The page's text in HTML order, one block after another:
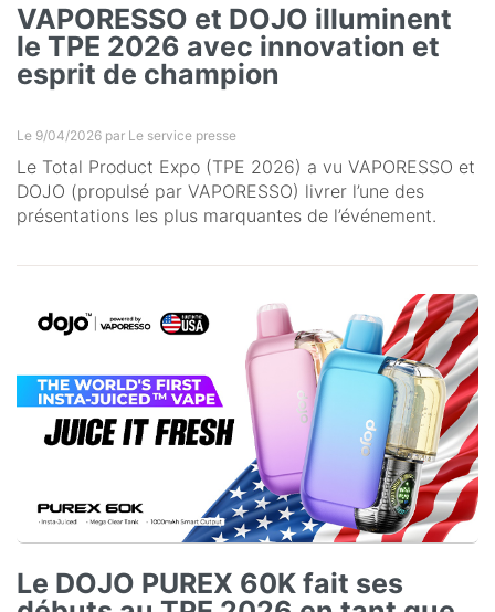
VAPORESSO et DOJO illuminent
le TPE 2026 avec innovation et
esprit de champion
Le 9/04/2026 par Le service presse
Le Total Product Expo (TPE 2026) a vu VAPORESSO et
DOJO (propulsé par VAPORESSO) livrer l’une des
présentations les plus marquantes de l’événement.
Le DOJO PUREX 60K fait ses